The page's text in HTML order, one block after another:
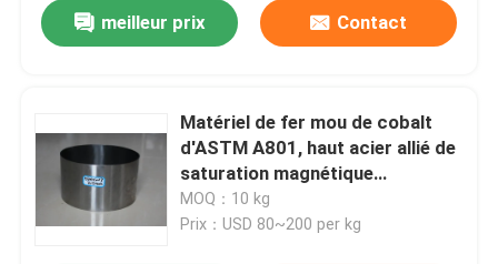
meilleur prix Contact
Matériel de fer mou de cobalt
d'ASTM A801, haut acier allié de
saturation magnétique
magnétique
MOQ：10 kg
Prix：USD 80~200 per kg